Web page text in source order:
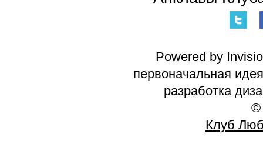
Powered by
первоначальная
разработка
©
Клуб